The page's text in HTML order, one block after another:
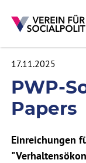
Direkt zum Inhalt
17.11.2025
PWP-
Papers
Einreichungen